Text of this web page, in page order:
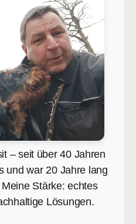
– seit über 40 Jahren
und war 20 Jahre lang
Stärke: echtes
Lösungen.